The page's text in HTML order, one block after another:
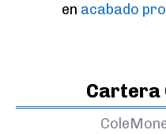
en acabado
Cartera